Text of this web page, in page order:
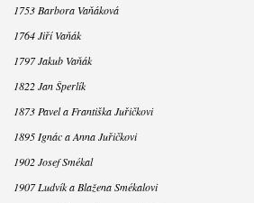
1753 Barbora Vaňáková
1764 Jiří Vaňák
1797 Jakub Vaňák
1822 Jan Šperlík
1873 Pavel a Františka Juřičkovi
1895 Ignác a Anna Juřičkovi
1902 Josef Smékal
1907 Ludvík a Blažena Smékalovi